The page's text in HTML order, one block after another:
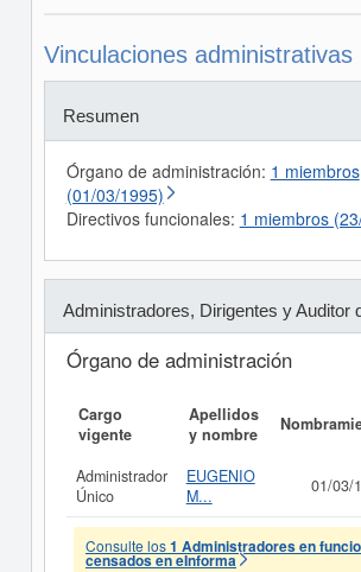
Vinculaciones administrativas
Resumen
Órgano de administración: 1 miembros
(01/03/1995)
Directivos funcionales: 1 miembros
Administradores, Dirigentes y Auditor
Órgano de administración
Cargo
vigente
Apellidos
y nombre
Administrador
Único
EUGENIO
M...
01/03/
Consulte los1 Administradores en
censados en eInforma